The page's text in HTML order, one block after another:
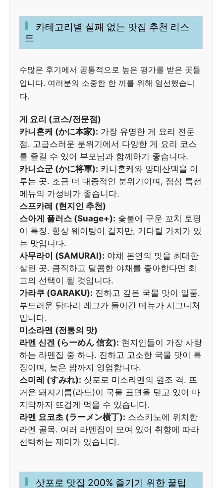
카테고리별 실패 없는 맛집 추천 리스
트
수많은 후기에서 공통적으로 높은 평가를 받은 곳들
입니다. 여러분의 소중한 한 끼를 위해 엄선했습니
다.
게 요리 (코스/전문점)
카니혼케 (かに本家): 가장 유명한 게 요리 전문
점. 고급스러운 분위기에서 다양한 게 요리 코스
를 즐길 수 있어 부모님과 함께하기 좋습니다.
카니쇼군 (かに将軍): 카니혼케와 양대산맥을 이
루는 곳. 조금 더 대중적인 분위기이며, 점심 특선
메뉴의 가성비가 좋습니다.
스프카레 (현지인 추천)
스아게 플러스 (Suage+): 숯불에 구운 꼬치 토핑
이 특징. 항상 웨이팅이 길지만, 기다릴 가치가 있
는 맛입니다.
사무라이 (SAMURAI): 야채 본연의 맛을 최대한
살린 곳. 큼직하고 달콤한 야채를 좋아한다면 최
고의 선택이 될 것입니다.
가라쿠 (GARAKU): 진하고 깊은 국물 맛이 일품.
부드러운 닭다리 레그가 들어간 메뉴가 시그니처
입니다.
미소라멘 (전통의 맛)
라멘 신겐 (らーめん 信玄): 현지인들이 가장 사랑
하는 라멘집 중 하나. 진하고 고소한 국물 맛이 특
징이며, 늦은 밤까지 영업합니다.
스미레 (すみれ): 삿포로 미소라멘의 원조 격. 뜨
거운 돼지기름(라드)이 국물 표면을 덮고 있어 마
지막까지 뜨겁게 먹을 수 있습니다.
라멘 요코초 (ラーメン横丁): 스스키노에 위치한
라멘 골목. 여러 라멘집이 모여 있어 취향에 따라
선택하는 재미가 있습니다.
삿포로 맛집 200% 즐기기 위한 꿀팁